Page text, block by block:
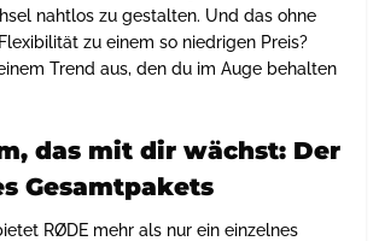
nahtlos zu gestalten. Und das ohne
zu einem so niedrigen Preis?
Trend aus, den du im Auge behalten
das mit dir wächst: Der
Gesamtpakets
RØDE mehr als nur ein einzelnes